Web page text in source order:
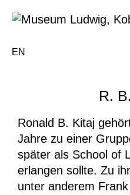
EN
R.
Ronald B. Kitaj
Jahre zu einer
später als School of
erlangen sollte. Zu
unter anderem